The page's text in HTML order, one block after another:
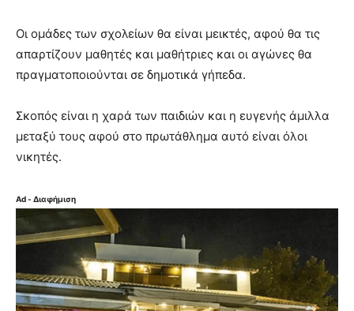
Οι ομάδες των σχολείων θα είναι μεικτές, αφού θα τις
απαρτίζουν μαθητές και μαθήτριες και οι αγώνες θα
πραγματοποιούνται σε δημοτικά γήπεδα.
Σκοπός είναι η χαρά των παιδιών και η ευγενής άμιλλα
μεταξύ τους αφού στο πρωτάθλημα αυτό είναι όλοι
νικητές.
Ad - Διαφήμιση